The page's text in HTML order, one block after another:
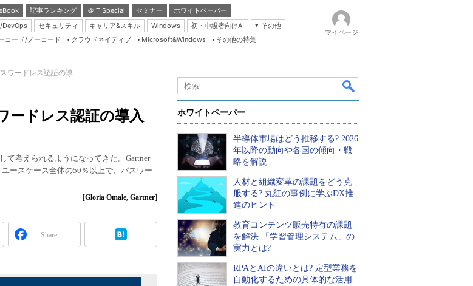
記事ランキング ＠IT Special セミナー
ホワイトペーパー
DevOps セキュリティ キャリア&スキル Windows 初・中級者向けAI
その他
Server & Storage
Java Agile
Database Expert
Linux ＆ OSS
Master of IP Network
Security & Trust
Test & Tools
コード/ノーコード クラウドネイティブ Microsoft&Windows その他の特集
マイページ
ワードレス認証の導...
ードレス認証の導入
て考えられるようになってきた。Gartner
ースケース全体の50％以上で、パスワー
[Gloria Omale, Gartner]
Share
ホワイトペーパー
半導体市場はどう推移する? 2026
年以降の動向や各国の傾向・戦
略を解説
人材と組織変革の課題をどう克
服する? 丸紅の事例に学ぶDX推
進のヒント
教育コンテンツ販売特有の課題
を解決 「学習管理システム」の
実力とは?
RPAとAIの違いとは? 定型業務を
自動化するための具体的な活用